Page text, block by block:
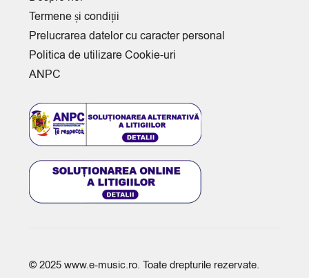
Termene și condiții
Prelucrarea datelor cu caracter personal
Politica de utilizare Cookie-uri
ANPC
© 2025 www.e-music.ro. Toate drepturile rezervate.